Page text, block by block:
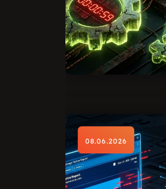
08.06.2026